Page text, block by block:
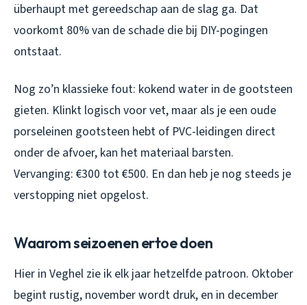
überhaupt met gereedschap aan de slag ga. Dat
voorkomt 80% van de schade die bij DIY-pogingen
ontstaat.
Nog zo’n klassieke fout: kokend water in de gootsteen
gieten. Klinkt logisch voor vet, maar als je een oude
porseleinen gootsteen hebt of PVC-leidingen direct
onder de afvoer, kan het materiaal barsten.
Vervanging: €300 tot €500. En dan heb je nog steeds je
verstopping niet opgelost.
Waarom seizoenen ertoe doen
Hier in Veghel zie ik elk jaar hetzelfde patroon. Oktober
begint rustig, november wordt druk, en in december